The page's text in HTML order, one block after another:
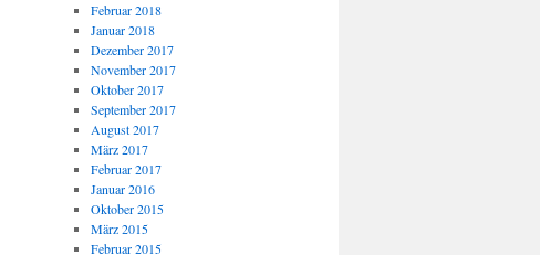
Februar 2018
Januar 2018
Dezember 2017
November 2017
Oktober 2017
September 2017
August 2017
März 2017
Februar 2017
Januar 2016
Oktober 2015
März 2015
Februar 2015